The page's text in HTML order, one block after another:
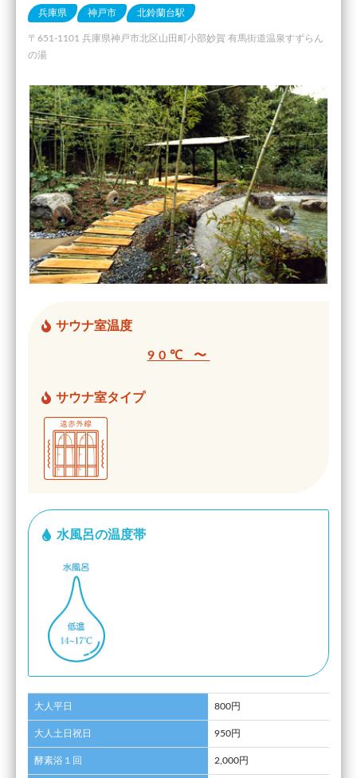
兵庫県 神戸市 北鈴蘭台駅
〒651-1101 兵庫県神戸市北区山田町小部妙賀 有馬街道温泉すずらん
の湯
サウナ室温度
90℃ 〜
サウナ室タイプ
水風呂の温度帯
大人平日 800円
大人土日祝日 950円
酵素浴１回 2,000円